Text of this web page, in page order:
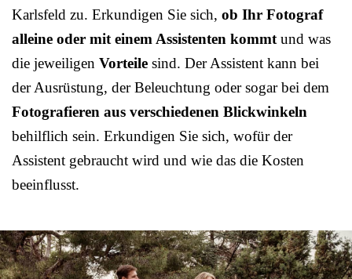
Karlsfeld zu. Erkundigen Sie sich, ob Ihr Fotograf
alleine oder mit einem Assistenten kommt und was
die jeweiligen Vorteile sind. Der Assistent kann bei
der Ausrüstung, der Beleuchtung oder sogar bei dem
Fotografieren aus verschiedenen Blickwinkeln
behilflich sein. Erkundigen Sie sich, wofür der
Assistent gebraucht wird und wie das die Kosten
beeinflusst.